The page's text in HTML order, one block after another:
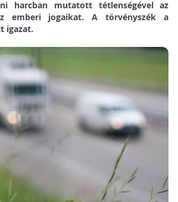
harcban mutatott tétlenségével az
emberi jogaikat. A törvényszék a
igazat.